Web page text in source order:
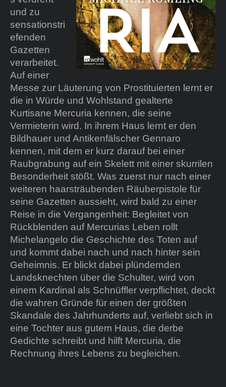
und zu
sensationstri
efenden
Gazetten
verarbeitet.
Auf einer
Messe zur Läuterung von Prostituierten lernt er
die in Würde und Wohlstand gealterte
Kurtisane Mercuria kennen, die seine
Vermieterin wird. In ihrem Haus lernt er den
Bildhauer und Antikenfälscher Gennaro
kennen, mit dem er kurz darauf bei einer
Raubgrabung auf ein Skelett mit einer skurrilen
Besonderheit stößt. Was zuerst nur nach einer
weiteren haarsträubenden Räuberpistole für
seine Gazetten aussieht, wird bald zu einer
Reise in die Vergangenheit: Begleitet von
Rückblenden auf Mercurias Leben rollt
Michelangelo die Geschichte des Toten auf
und kommt dabei nach und nach hinter sein
Geheimnis. Er blickt dabei plündernden
Landsknechten über die Schulter, wird von
einem Kardinal als Schnüffler verpflichtet, deckt
die wahren Gründe für einen der größten
Skandale des Jahrhunderts auf, verliebt sich in
eine Tochter aus gutem Haus, die derbe
Gedichte schreibt und hilft Mercuria, die
Rechnung ihres Lebens zu begleichen.